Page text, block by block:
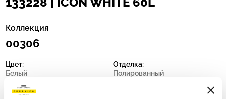
Коллекция
00306
Цвет:
Белый
Типология:
Отделка:
Полированный